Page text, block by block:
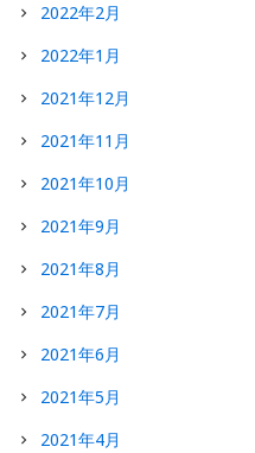
2022年2月
2022年1月
2021年12月
2021年11月
2021年10月
2021年9月
2021年8月
2021年7月
2021年6月
2021年5月
2021年4月